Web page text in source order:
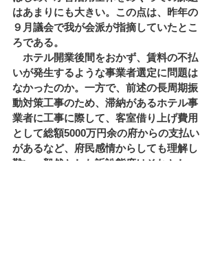
はあまりにも大きい。この点は、昨年の
９月議会で我が会派が指摘していたとこ
ろである。
ホテル開業後間をおかず、賃料の不払
いが発生するような事業者選定に問題は
なかったのか。一方で、前述の長周期振
動対策工事のため、滞納があるホテル事
業者に工事に際して、客室借り上げ費用
として総額5000万円余の府からの支払い
があるなど、府民感情からしても理解し
難い。毅然とした訴訟態度はそれとし